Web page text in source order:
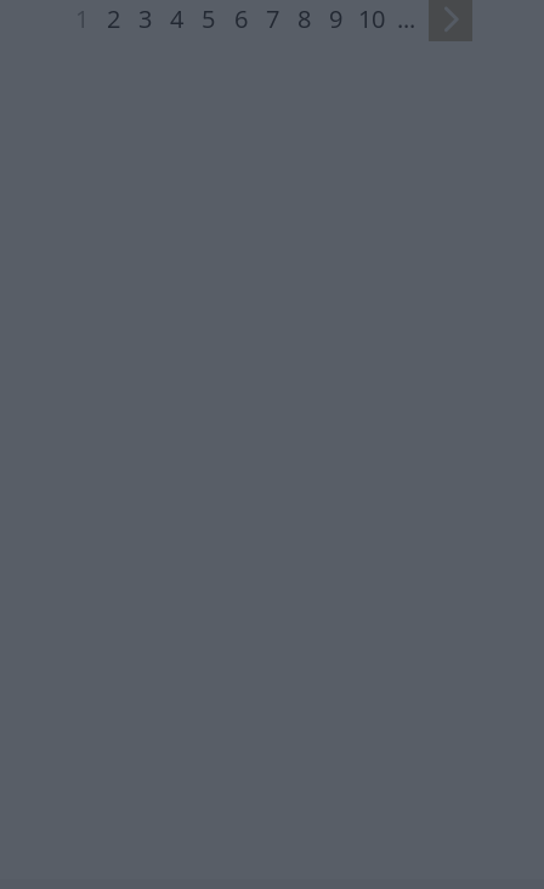
1 2 3 4 5 6 7 8 9 10 ...